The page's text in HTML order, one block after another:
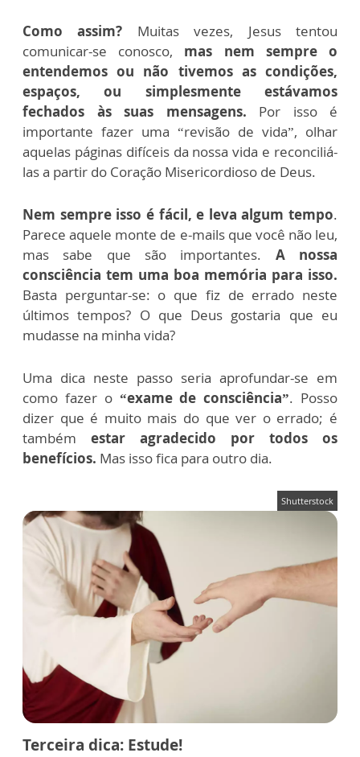
Como assim? Muitas vezes, Jesus tentou
comunicar-se conosco, mas nem sempre o
entendemos ou não tivemos as condições,
espaços, ou simplesmente estávamos
fechados às suas mensagens. Por isso é
importante fazer uma “revisão de vida”, olhar
aquelas páginas difíceis da nossa vida e reconciliá-
las a partir do Coração Misericordioso de Deus.
Nem sempre isso é fácil, e leva algum tempo.
Parece aquele monte de e-mails que você não leu,
mas sabe que são importantes. A nossa
consciência tem uma boa memória para isso.
Basta perguntar-se: o que fiz de errado neste
últimos tempos? O que Deus gostaria que eu
mudasse na minha vida?
Uma dica neste passo seria aprofundar-se em
como fazer o “exame de consciência”. Posso
dizer que é muito mais do que ver o errado; é
também estar agradecido por todos os
benefícios. Mas isso fica para outro dia.
Shutterstock
Terceira dica: Estude!